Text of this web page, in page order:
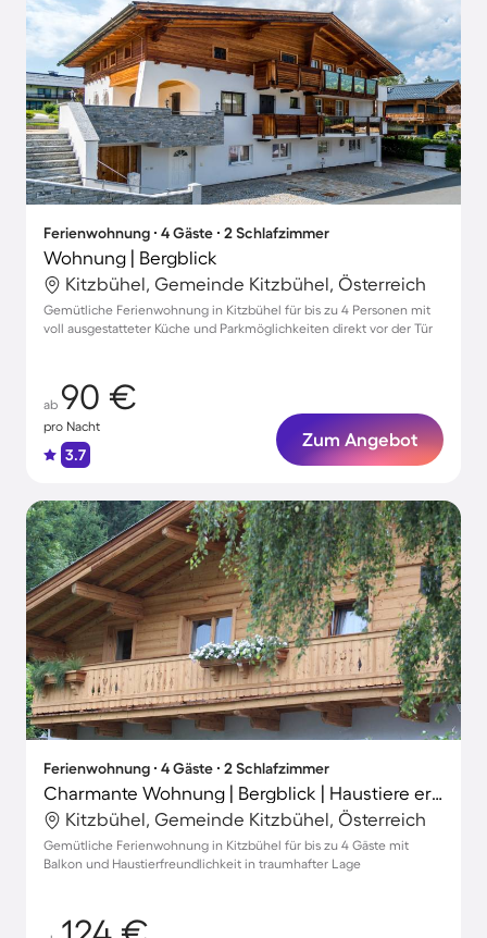
Ferienwohnung ∙ 4 Gäste ∙ 2 Schlafzimmer
Wohnung | Bergblick
Kitzbühel, Gemeinde Kitzbühel, Österreich
Gemütliche Ferienwohnung in Kitzbühel für bis zu 4 Personen mit
voll ausgestatteter Küche und Parkmöglichkeiten direkt vor der Tür
ab 90 €
pro Nacht
3.7
Zum Angebot
Ferienwohnung ∙ 4 Gäste ∙ 2 Schlafzimmer
Charmante Wohnung | Bergblick | Haustiere erlaubt
Kitzbühel, Gemeinde Kitzbühel, Österreich
Gemütliche Ferienwohnung in Kitzbühel für bis zu 4 Gäste mit
Balkon und Haustierfreundlichkeit in traumhafter Lage